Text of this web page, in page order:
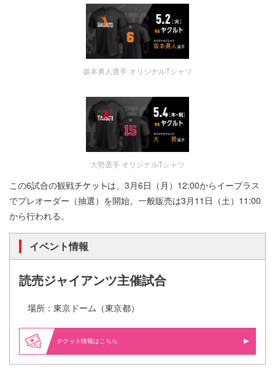
坂本勇人選手 オリジナルTシャツ
大勢選手 オリジナルTシャツ
この6試合の観戦
は、3月6日（月）12:00からイープラス
でプレオーダー（抽選）を開始。一般販売は3月11日（土）11:00
から行われる。
イベント情報
読売ジャイアンツ主催試合
場所：東京ドーム（東京都）
情報はこちら